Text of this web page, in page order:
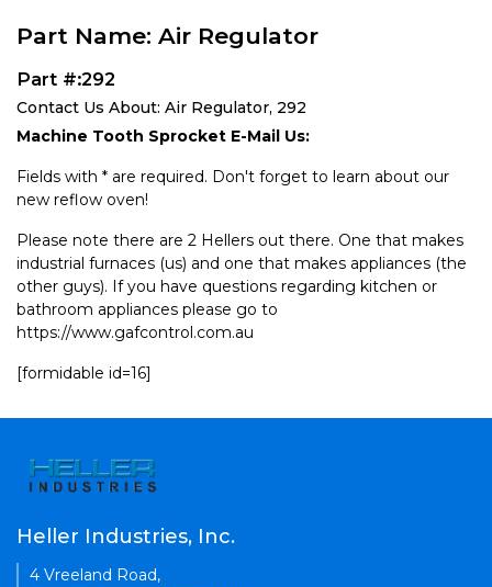
Part Name: Air Regulator
Part #:292
Contact Us About: Air Regulator, 292
Machine Tooth Sprocket E-Mail Us:
Fields with * are required. Don't forget to learn about our
new reflow oven!
Please note there are 2 Hellers out there. One that makes
industrial furnaces (us) and one that makes appliances (the
other guys). If you have questions regarding kitchen or
bathroom appliances please go to
https://www.gafcontrol.com.au
[formidable id=16]
Heller Industries, Inc.
4 Vreeland Road,